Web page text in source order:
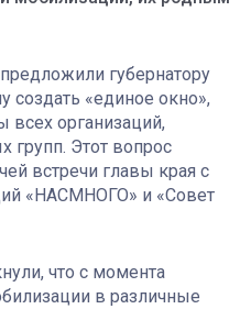
губернатору
«единое окно»,
всех организаций,
групп. Этот вопрос
встречи главы края с
«НАСМНОГО» и «Совет
что с момента
в различные